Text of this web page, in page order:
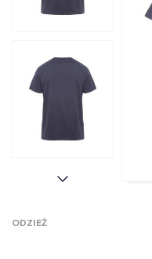
ODZIEŻ